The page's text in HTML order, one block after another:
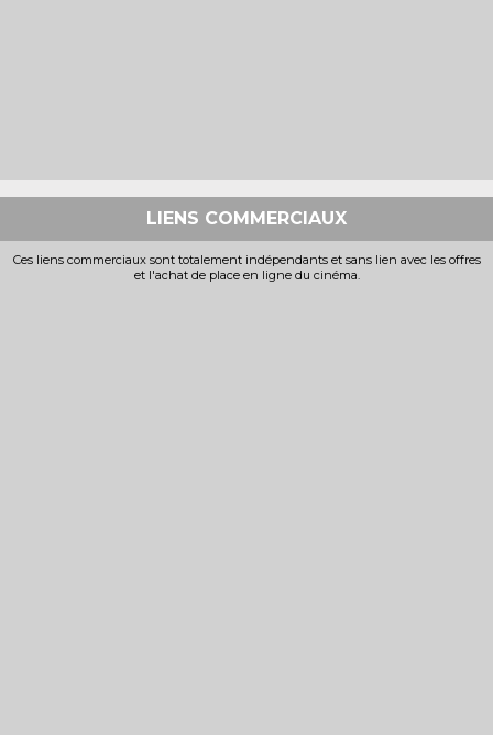
LIENS COMMERCIAUX
Ces liens commerciaux sont totalement indépendants et sans lien avec les offres
et l'achat de place en ligne du cinéma.